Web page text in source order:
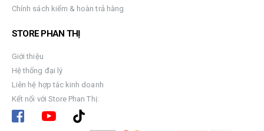
Chính sách kiểm & hoàn trả hàng
STORE PHAN THỊ
Giới thiệu
Hệ thống đại lý
Liên hệ hợp tác kinh doanh
Kết nối với Store Phan Thị: